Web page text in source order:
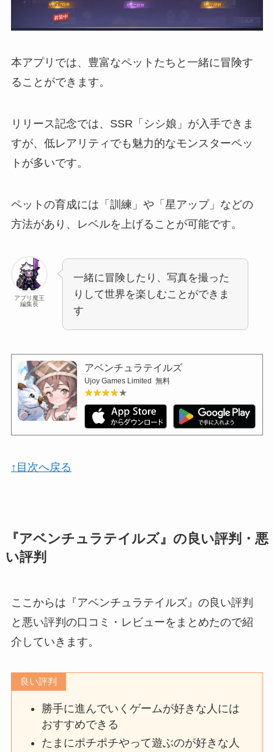
本アプリでは、豊富なペットたちと一緒に冒険す
ることができます。
リリース記念では、SSR「シシ娘」が入手できま
すが、低レアリティでも魅力的なモンスターペッ
トが多いです。
ペットの育成には「訓練」や「星アップ」などの
方法があり、レベルを上げることが可能です。
アプリ魔王
編集長
一緒に冒険したり、写真を撮った
りして世界を楽しむことができま
す
アベンチュラテイルズ
Ujoy Games Limited 無料
★★★★★
★★★★★
↑目次へ戻る
『アベンチュラテイルズ』の良い評判・悪
い評判
ここからは『アベンチュラテイルズ』の良い評判
と悪い評判の口コミ・レビューをまとめたので紹
介していきます。
良い評判
勝手に進んでいくゲームが好きな人には
おすすめできる
たまにポチポチやって遊ぶのが好きな人